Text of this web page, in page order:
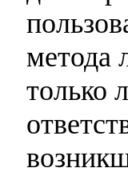
метода
только